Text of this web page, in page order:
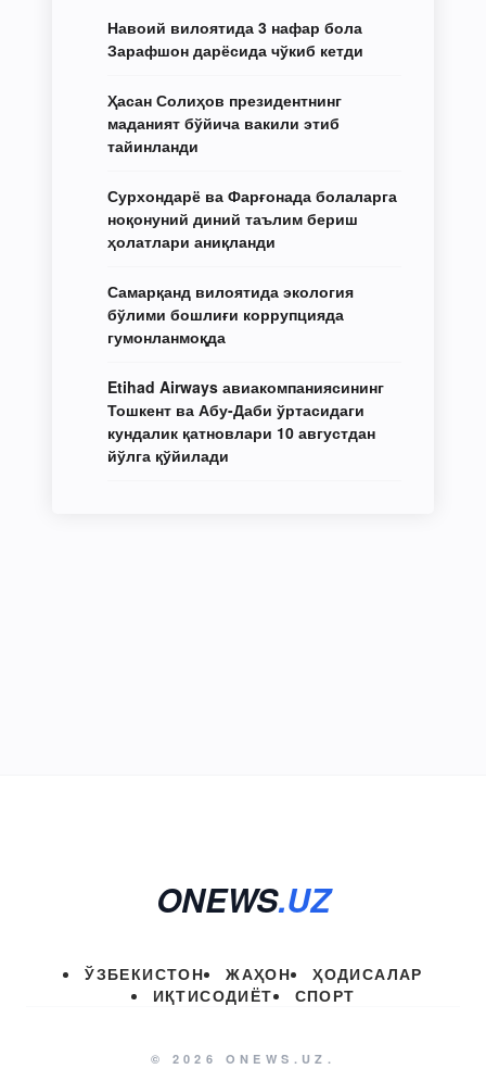
Навоий вилоятида 3 нафар бола
Зарафшон дарёсида чўкиб кетди
Ҳасан Солиҳов президентнинг
маданият бўйича вакили этиб
тайинланди
Сурхондарё ва Фарғонада болаларга
ноқонуний диний таълим бериш
ҳолатлари аниқланди
Самарқанд вилоятида экология
бўлими бошлиғи коррупцияда
гумонланмоқда
Etihad Airways авиакомпаниясининг
Тошкент ва Абу-Даби ўртасидаги
кундалик қатновлари 10 августдан
йўлга қўйилади
ONEWS.UZ
ЎЗБЕКИСТОН ЖАҲОН
ҲОДИСАЛАР
ИҚТИСОДИЁТ
СПОРТ
© 2026 ONEWS.UZ.